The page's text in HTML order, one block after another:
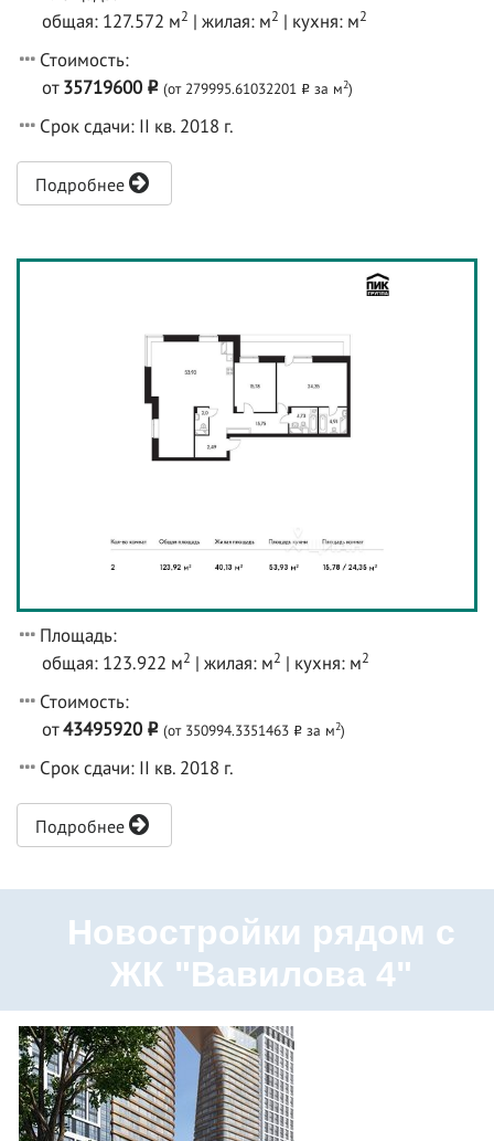
общая: 127.572 м2 | жилая: м2 | кухня: м2
Стоимость:
от35719600 o (от 279995.61032201 o за м2)
Срок сдачи: II кв. 2018 г.
Подробнее
Площадь:
общая: 123.922 м2 | жилая: м2 | кухня: м2
Стоимость:
от43495920 o (от 350994.3351463 o за м2)
Срок сдачи: II кв. 2018 г.
Подробнее
Новостройки рядом с
ЖК "Вавилова 4"